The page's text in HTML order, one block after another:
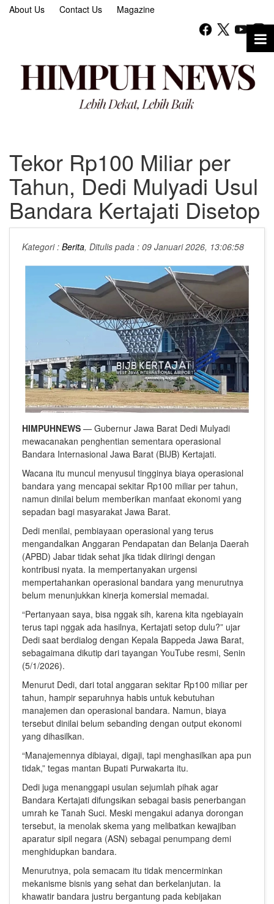
About Us Contact Us Magazine
Tekor Rp100 Miliar per
Tahun, Dedi Mulyadi Usul
Bandara Kertajati Disetop
Kategori : Berita, Ditulis pada : 09 Januari 2026, 13:06:58
HIMPUHNEWS — Gubernur Jawa Barat Dedi Mulyadi
mewacanakan penghentian sementara operasional
Bandara Internasional Jawa Barat (BIJB) Kertajati.
Wacana itu muncul menyusul tingginya biaya operasional
bandara yang mencapai sekitar Rp100 miliar per tahun,
namun dinilai belum memberikan manfaat ekonomi yang
sepadan bagi masyarakat Jawa Barat.
Dedi menilai, pembiayaan operasional yang terus
mengandalkan Anggaran Pendapatan dan Belanja Daerah
(APBD) Jabar tidak sehat jika tidak diiringi dengan
kontribusi nyata. Ia mempertanyakan urgensi
mempertahankan operasional bandara yang menurutnya
belum menunjukkan kinerja komersial memadai.
“Pertanyaan saya, bisa nggak sih, karena kita ngebiayain
terus tapi nggak ada hasilnya, Kertajati setop dulu?” ujar
Dedi saat berdialog dengan Kepala Bappeda Jawa Barat,
sebagaimana dikutip dari tayangan YouTube resmi, Senin
(5/1/2026).
Menurut Dedi, dari total anggaran sekitar Rp100 miliar per
tahun, hampir separuhnya habis untuk kebutuhan
manajemen dan operasional bandara. Namun, biaya
tersebut dinilai belum sebanding dengan output ekonomi
yang dihasilkan.
“Manajemennya dibiayai, digaji, tapi menghasilkan apa pun
tidak,” tegas mantan Bupati Purwakarta itu.
Dedi juga menanggapi usulan sejumlah pihak agar
Bandara Kertajati difungsikan sebagai basis penerbangan
umrah ke Tanah Suci. Meski mengakui adanya dorongan
tersebut, ia menolak skema yang melibatkan kewajiban
aparatur sipil negara (ASN) sebagai penumpang demi
menghidupkan bandara.
Menurutnya, pola semacam itu tidak mencerminkan
mekanisme bisnis yang sehat dan berkelanjutan. Ia
khawatir bandara justru bergantung pada kebijakan